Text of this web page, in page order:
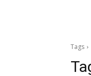
Tags